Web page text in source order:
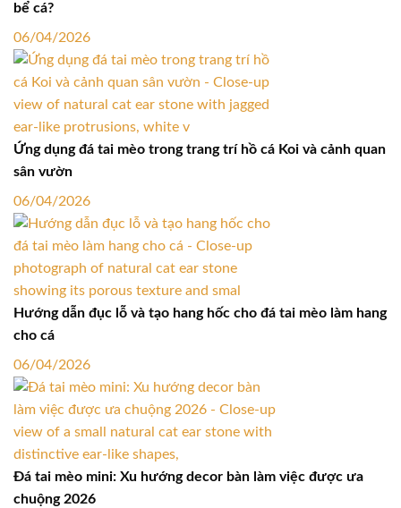
bể cá?
06/04/2026
Ứng dụng đá tai mèo trong trang trí hồ cá Koi và cảnh quan
sân vườn
06/04/2026
Hướng dẫn đục lỗ và tạo hang hốc cho đá tai mèo làm hang
cho cá
06/04/2026
Đá tai mèo mini: Xu hướng decor bàn làm việc được ưa
chuộng 2026